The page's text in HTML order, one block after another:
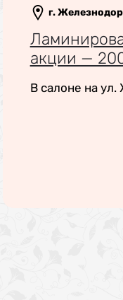
г.
акции —
В салоне на